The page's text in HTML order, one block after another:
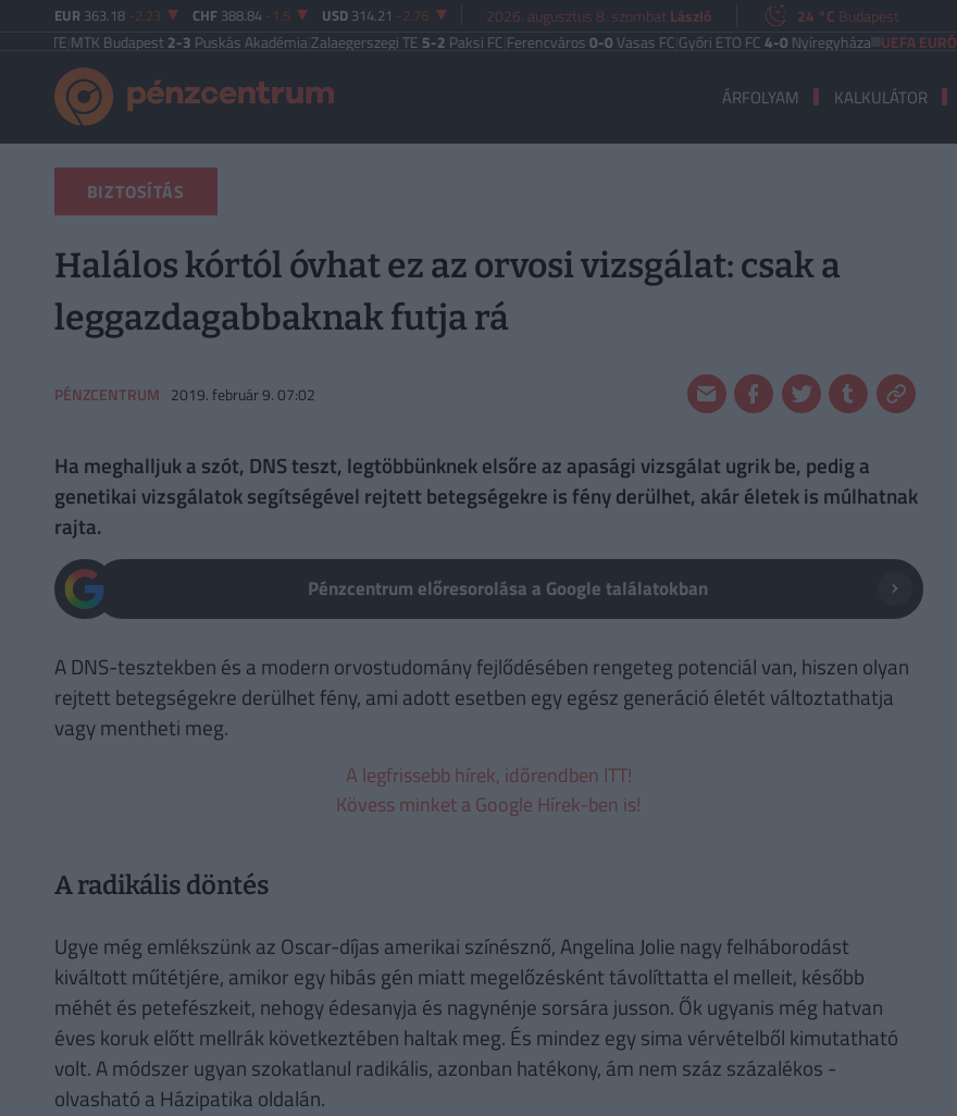
EUR 363.18 -2.23 CHF 388.84 -1.5 USD 314.21 -2.76 2026. augusztus 8. szombatLászló 24 °C Budapest
MTK Budapest2-3Puskás Akadémia|Zalaegerszegi TE5-2Paksi FC|Ferencváros0-0Vasas FC|Győri ETO FC 4-0Nyíregyháza UEFA EURÓPA LIGA
ÁRFOLYAM KALKULÁTOR
BIZTOSÍTÁS
Halálos kórtól óvhat ez az orvosi vizsgálat: csak a
leggazdagabbaknak futja rá
PÉNZCENTRUM 2019. február 9. 07:02
Ha meghalljuk a szót, DNS teszt, legtöbbünknek elsőre az apasági vizsgálat ugrik be, pedig a
genetikai vizsgálatok segítségével rejtett betegségekre is fény derülhet, akár életek is múlhatnak
rajta.
Pénzcentrum előresorolása a Google találatokban
A DNS-tesztekben és a modern orvostudomány fejlődésében rengeteg potenciál van, hiszen olyan
rejtett betegségekre derülhet fény, ami adott esetben egy egész generáció életét változtathatja
vagy mentheti meg.
A legfrissebb hírek, időrendben ITT!
Kövess minket a Google Hírek-ben is!
A radikális döntés
Ugye még emlékszünk az Oscar-díjas amerikai színésznő, Angelina Jolie nagy felháborodást
kiváltott műtétjére, amikor egy hibás gén miatt megelőzésként távolíttatta el melleit, később
méhét és petefészkeit, nehogy édesanyja és nagynénje sorsára jusson. Ők ugyanis még hatvan
éves koruk előtt mellrák következtében haltak meg. És mindez egy sima vérvételből kimutatható
volt. A módszer ugyan szokatlanul radikális, azonban hatékony, ám nem száz százalékos -
olvasható a Házipatika oldalán.